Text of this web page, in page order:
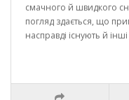
смачного й швидкого
погляд здається, що
насправді існують й